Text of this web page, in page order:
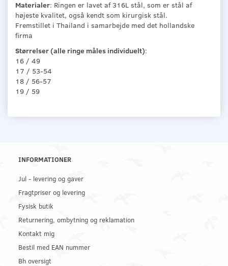
Materialer: Ringen er lavet af 316L stål, som er stål af
højeste kvalitet, også kendt som kirurgisk stål.
Fremstillet i Thailand i samarbejde med det hollandske
firma
Størrelser (alle ringe måles individuelt):
16 / 49
17 / 53-54
18 / 56-57
19 / 59
INFORMATIONER
Jul - levering og gaver
Fragtpriser og levering
Fysisk butik
Returnering, ombytning og reklamation
Kontakt mig
Bestil med EAN nummer
Bh oversigt